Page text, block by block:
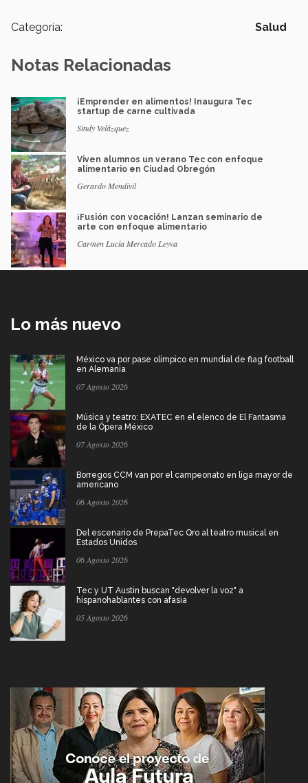
Categoría: Salud
Notas Relacionadas
¡Emprender en alimentos! Inaugura Tec
startup de carne cultivada
Sindy Velázquez
Viven alumnos un verano Tec con enfoque
alimentario en Ciudad Obregón
Gerardo Mendívil
¡Fusión con vocación! Lanzan seminario de
arte con enfoque alimentario
Carmen Lucía Mercado Leyva
Lo más nuevo
México va por pase olímpico en mundial de flag football
en Alemania
07 Agosto 2026
Música y teatro: EXATEC en el elenco de El Fantasma
de la Ópera México
07 Agosto 2026
Borregos CCM van por el campeonato en liga mayor de
americano
06 Agosto 2026
Del escenario de PrepaTec Qro al teatro musical en
Estados Unidos
06 Agosto 2026
Tec y UT Austin buscan "devolver la voz" a
hispanohablantes con afasia
05 Agosto 2026